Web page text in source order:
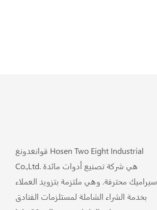
قوانغدونغ Hosen Two Eight Industrial
Co.,Ltd. هي شركة تصنيع أدوات مائدة
سيراميك محترفة. وهي ملتزمة بتزويد العملاء
بخدمة الشراء الشاملة لمستلزمات الفنادق